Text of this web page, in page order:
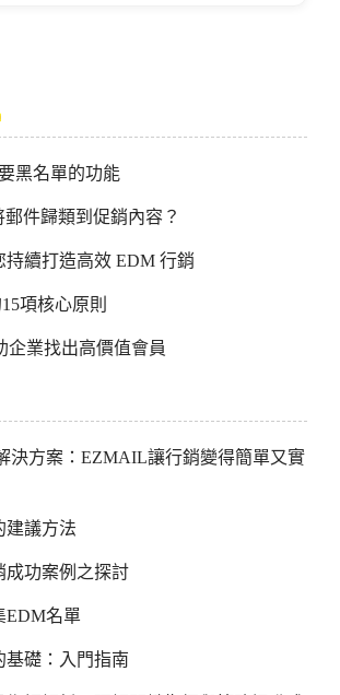
黑名單的功能
件歸類到促銷內容？
持續打造高效 EDM 行銷
項核心原則
企業找出高價值會員
決方案：EZMAIL讓行銷變得簡單又實
建議方法
成功案例之探討
EDM名單
基礎：入門指南